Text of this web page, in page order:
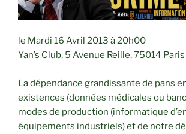
le Mardi 16 Avril 2013 à 20h00
Yan’s Club, 5 Avenue Reille, 75014 Paris
La dépendance grandissante de pans
existences (données médicales ou
modes de production (informatique
équipements industriels) et de notre